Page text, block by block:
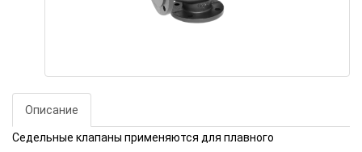
Описание
Седельные клапаны применяются для плавного